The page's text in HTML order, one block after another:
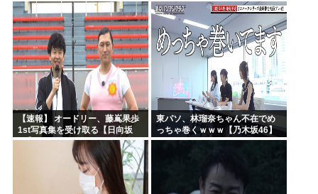
ｗｗｗｗｗｗｗｗｗｗｗｗ ｗｗｗｗｗｗｗｗｗｗ
【速報】 オードリー、藤嶌果歩
1st写真集を受け取る【日向坂
46】
東パソ、林瑠奈ちゃん不在でめ
っちゃ巻くｗｗｗ【乃木坂46】